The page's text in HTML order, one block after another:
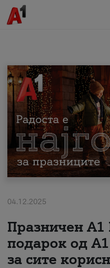
МК EN SQ
Приватни
Поддршка
Надополни кредит
За нас
#ПодобарОнлајн
04.12.2025
Празничен A1
подарок од
за сите